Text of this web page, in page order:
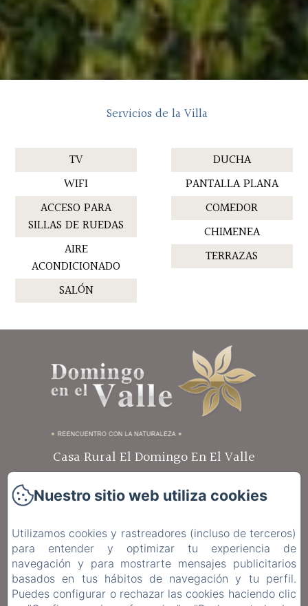
Servicios de la Villa
TV
WIFI
ACCESO PARA
SILLAS DE RUEDAS
AIRE
ACONDICIONADO
SALÓN
DUCHA
PANTALLA PLANA
COMEDOR
CHIMENEA
TERRAZAS
Casa Rural El Domingo En El Valle
04479 - Fondón, Almería
+34 605983402
Contáctanos
Inicio
Nuestro sitio web utiliza cookies
Utilizamos cookies y rastreadores (incluso de terceros)
para entender y optimizar tu experiencia de
navegación y para mostrarte mensajes publicitarios
basados en tus hábitos de navegación y tu perfil.
Puedes configurar o rechazar las cookies haciendo clic